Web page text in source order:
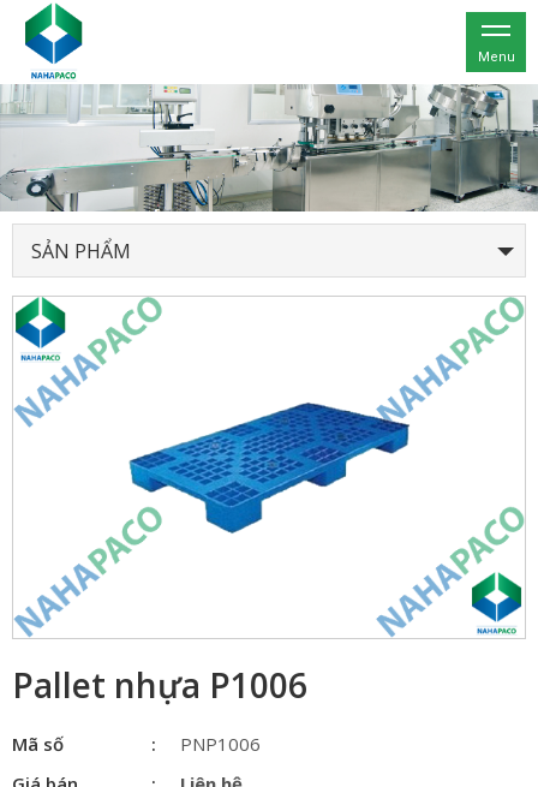
Menu
SẢN PHẨM
Pallet nhựa P1006
Mã số
PNP1006